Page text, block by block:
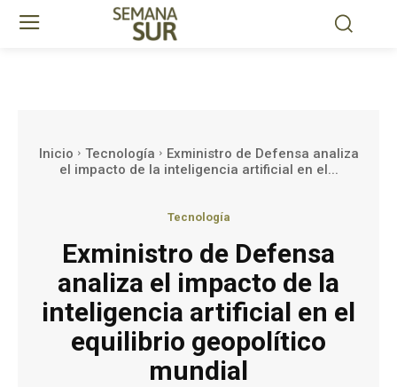
Inicio Tecnología
Exministro de Defensa analiza
el impacto de la inteligencia artificial en el...
Tecnología
Exministro de Defensa
analiza el impacto de la
inteligencia artificial en el
equilibrio geopolítico
mundial